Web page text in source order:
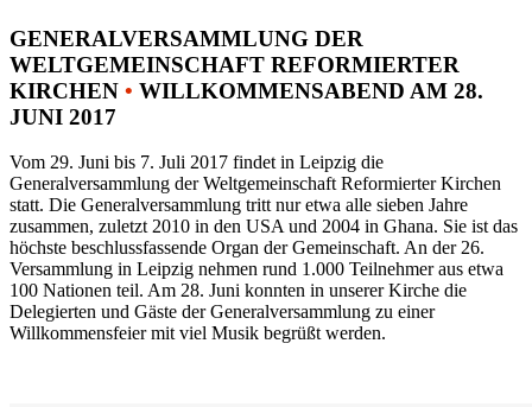
GENERALVERSAMMLUNG DER
WELTGEMEINSCHAFT REFORMIERTER
KIRCHEN • WILLKOMMENSABEND AM 28.
JUNI 2017
Vom 29. Juni bis 7. Juli 2017 findet in Leipzig die
Generalversammlung der Weltgemeinschaft Reformierter Kirchen
statt. Die Generalversammlung tritt nur etwa alle sieben Jahre
zusammen, zuletzt 2010 in den USA und 2004 in Ghana. Sie ist das
höchste beschlussfassende Organ der Gemeinschaft. An der 26.
Versammlung in Leipzig nehmen rund 1.000 Teilnehmer aus etwa
100 Nationen teil. Am 28. Juni konnten in unserer Kirche die
Delegierten und Gäste der Generalversammlung zu einer
Willkommensfeier mit viel Musik begrüßt werden.